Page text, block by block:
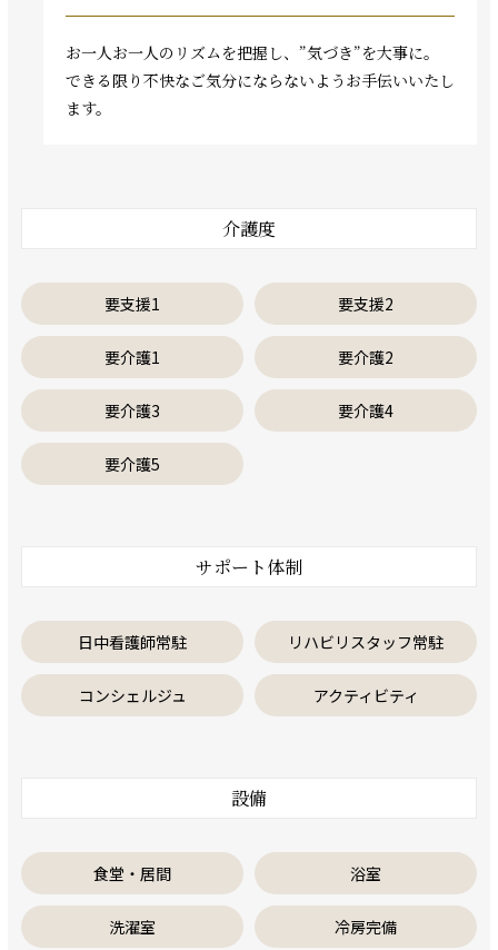
お一人お一人のリズムを把握し、”気づき”を大事に。
できる限り不快なご気分にならないようお手伝いいたし
ます。
介護度
要支援1 要支援2
要介護1 要介護2
要介護3 要介護4
要介護5
サポート体制
日中看護師常駐 リハビリスタッフ常駐
コンシェルジュ アクティビティ
設備
食堂・居間 浴室
洗濯室 冷房完備